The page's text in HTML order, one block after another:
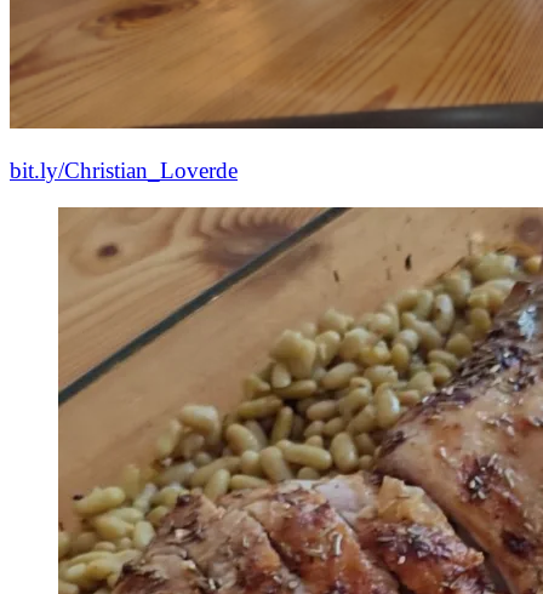
bit.ly/Christian_Loverde